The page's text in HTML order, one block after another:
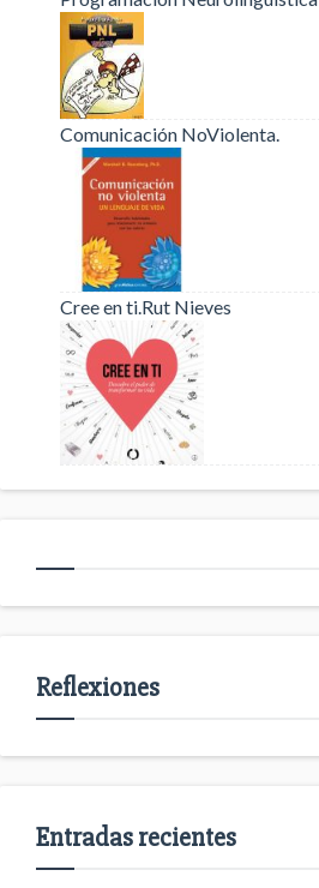
Comunicación NoViolenta.
Cree en ti.Rut Nieves
Reflexiones
Entradas recientes